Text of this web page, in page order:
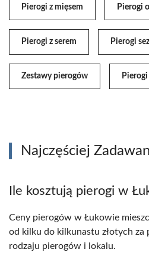
Pierogi z mięsem Pierogi
Pierogi z serem Pierogi
Zestawy pierogów
Najczęściej
Ile kosztują pierogi w
Ceny pierogów w Łukowie
od kilku do kilkunastu złotych za
rodzaju pierogów i lokalu.